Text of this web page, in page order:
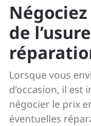
de
Lorsque vous
d’occasion, il
négocier le prix
éventuelles